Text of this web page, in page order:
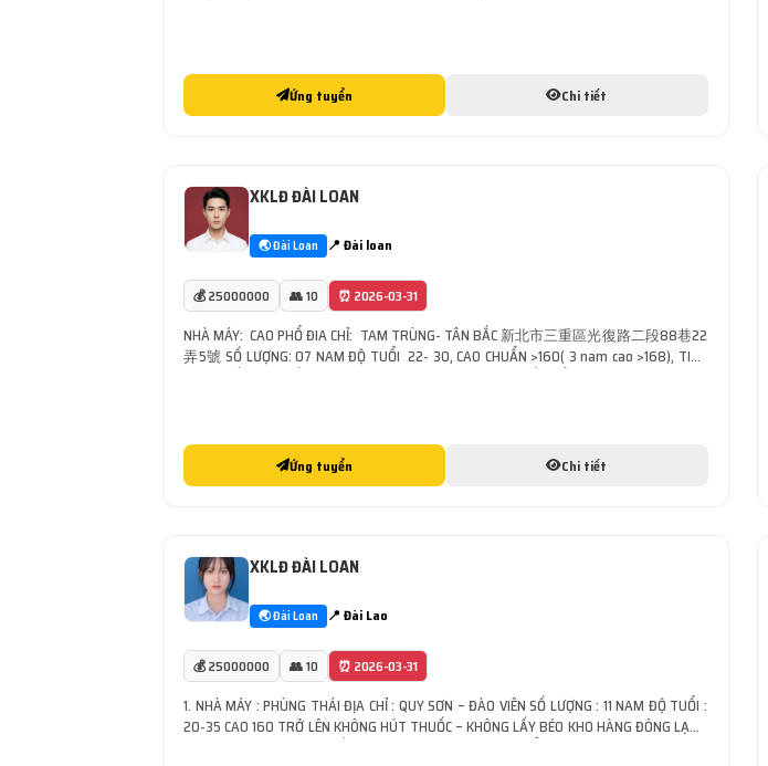
Ứng tuyển Chi tiết
XKLĐ ĐÀI LOAN
🌏 Đài Loan 📍 Đài loan
💰 25000000 👥 10 ⏰ 2026-03-31
NHÀ MÁY: CAO PHỔ ĐIA CHỈ: TAM TRÙNG- TÂN BẮC 新北市三重區光復路二段88巷22
弄5號 SỐ LƯỢNG: 07 NAM ĐỘ TUỔI 22- 30, CAO CHUẨN >160( 3 nam cao >168), TIẾN
Ứng tuyển Chi tiết
XKLĐ ĐÀI LOAN
🌏 Đài Loan 📍 Đài Lao
💰 25000000 👥 10 ⏰ 2026-03-31
1. NHÀ MÁY : PHÙNG THÁI ĐỊA CHỈ : QUY SƠN – ĐÀO VIÊN SỐ LƯỢNG : 11 NAM ĐỘ TUỔI :
20-35 CAO 160 TRỞ LÊN KHÔNG HÚT THUỐC – KHÔNG LẤY BÉO KHO HÀNG ĐÔNG LẠNH